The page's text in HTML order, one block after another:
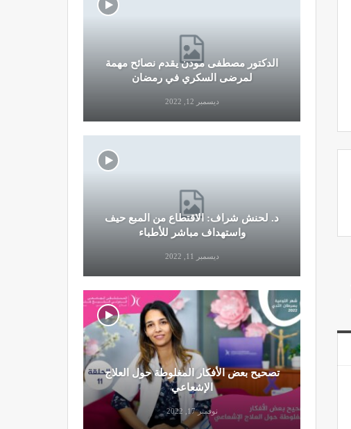
الدكتور مصطفى مودن يقدم نصائح مهمة
لمرضى السكري في رمضان
ديسمبر 12, 2022
د. لحنش شراف: الاقتطاع من المبع حيف
واستهداف مباشر للأطباء
ديسمبر 11, 2022
تصحيح بعض الأفكار المغلوطة حول العلاج
الإشعاعي
نوفمبر 17, 2022